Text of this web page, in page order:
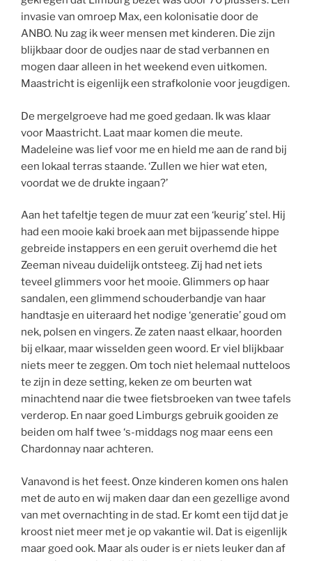
invasie van omroep Max, een kolonisatie door de
ANBO. Nu zag ik weer mensen met kinderen. Die zijn
blijkbaar door de oudjes naar de stad verbannen en
mogen daar alleen in het weekend even uitkomen.
Maastricht is eigenlijk een strafkolonie voor jeugdigen.
De mergelgroeve had me goed gedaan. Ik was klaar
voor Maastricht. Laat maar komen die meute.
Madeleine was lief voor me en hield me aan de rand bij
een lokaal terras staande. ‘Zullen we hier wat eten,
voordat we de drukte ingaan?’
Aan het tafeltje tegen de muur zat een ‘keurig’ stel. Hij
had een mooie kaki broek aan met bijpassende hippe
gebreide instappers en een geruit overhemd die het
Zeeman niveau duidelijk ontsteeg. Zij had net iets
teveel glimmers voor het mooie. Glimmers op haar
sandalen, een glimmend schouderbandje van haar
handtasje en uiteraard het nodige ‘generatie’ goud om
nek, polsen en vingers. Ze zaten naast elkaar, hoorden
bij elkaar, maar wisselden geen woord. Er viel blijkbaar
niets meer te zeggen. Om toch niet helemaal nutteloos
te zijn in deze setting, keken ze om beurten wat
minachtend naar die twee fietsbroeken van twee tafels
verderop. En naar goed Limburgs gebruik gooiden ze
beiden om half twee ‘s-middags nog maar eens een
Chardonnay naar achteren.
Vanavond is het feest. Onze kinderen komen ons halen
met de auto en wij maken daar dan een gezellige avond
van met overnachting in de stad. Er komt een tijd dat je
kroost niet meer met je op vakantie wil. Dat is eigenlijk
maar goed ook. Maar als ouder is er niets leuker dan af